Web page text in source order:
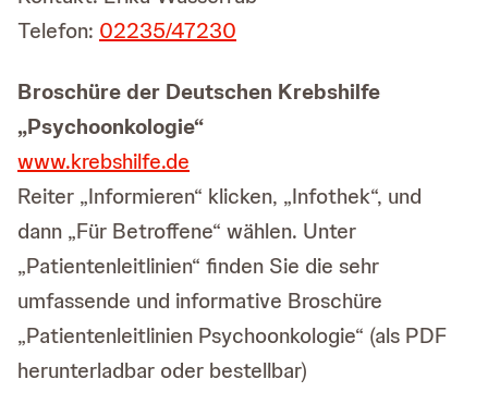
Telefon: 02235/47230
Broschüre der Deutschen Krebshilfe
„Psychoonkologie“
www.krebshilfe.de
Reiter „Informieren“ klicken, „Infothek“, und
dann „Für Betroffene“ wählen. Unter
„Patientenleitlinien“ finden Sie die sehr
umfassende und informative Broschüre
„Patientenleitlinien Psychoonkologie“ (als PDF
herunterladbar oder bestellbar)